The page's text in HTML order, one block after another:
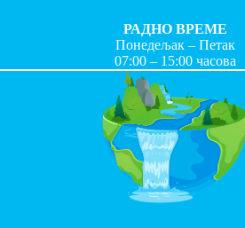
РАДНО ВРЕМЕ
Понедељак – Петак
07:00 – 15:00 часова